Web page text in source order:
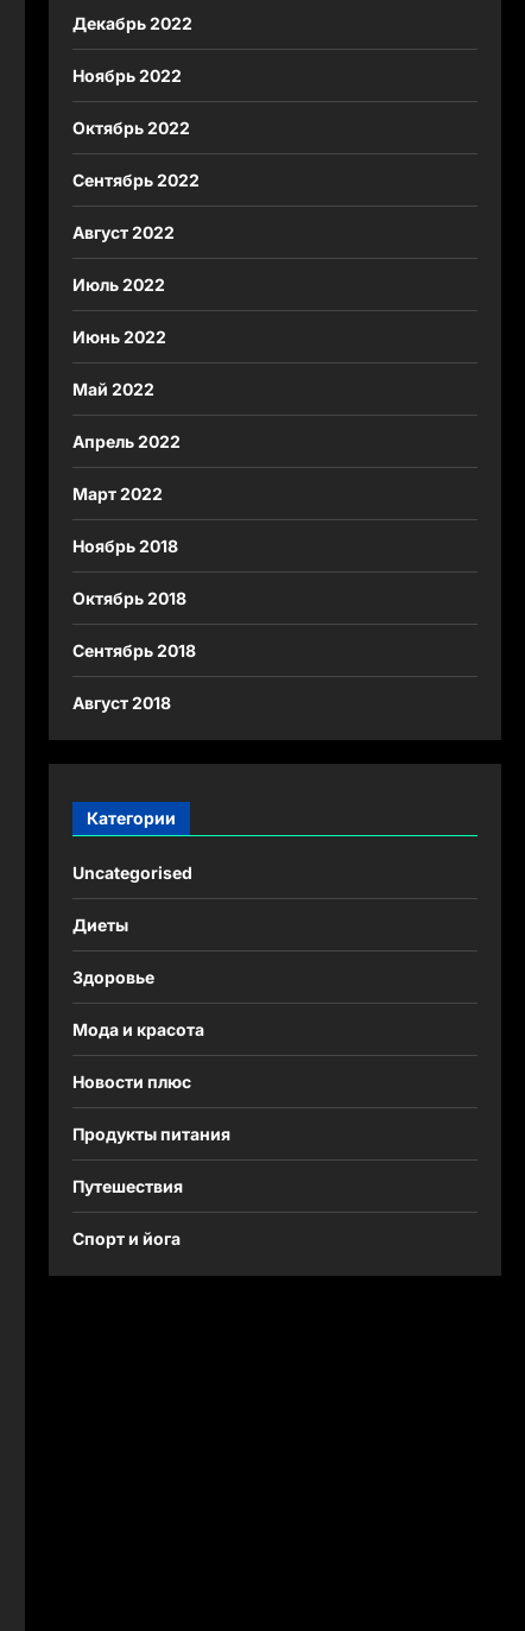
Декабрь 2022
Ноябрь 2022
Октябрь 2022
Сентябрь 2022
Август 2022
Июль 2022
Июнь 2022
Май 2022
Апрель 2022
Март 2022
Ноябрь 2018
Октябрь 2018
Сентябрь 2018
Август 2018
Категории
Uncategorised
Диеты
Здоровье
Мода и красота
Новости плюс
Продукты питания
Путешествия
Спорт и йога